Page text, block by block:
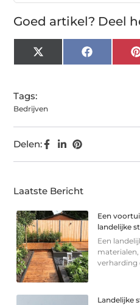
Goed artikel? Deel
X
(Twitter)
Facebook
Tags:
Bedrijven
Delen:
Laatste Bericht
Een
landelijke
Een
verharding
Landelijke